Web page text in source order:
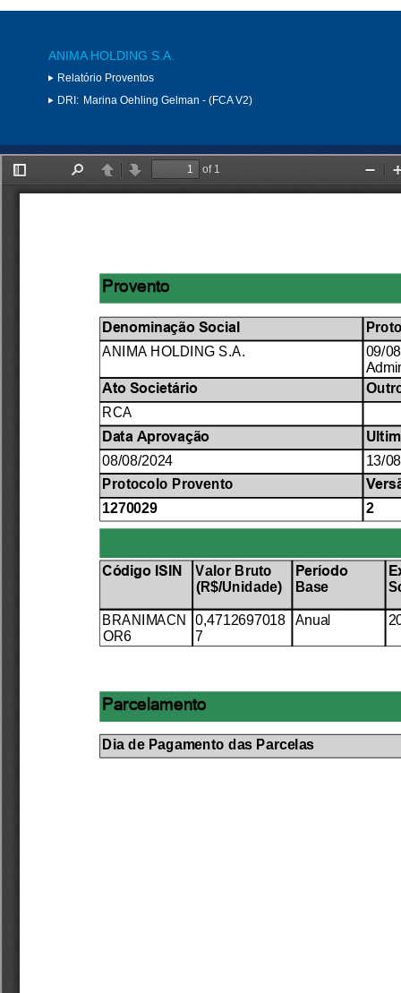
ANIMA HOLDING S.A.
Relatório Proventos
DRI: Marina Oehling Gelman - (FCA V2)